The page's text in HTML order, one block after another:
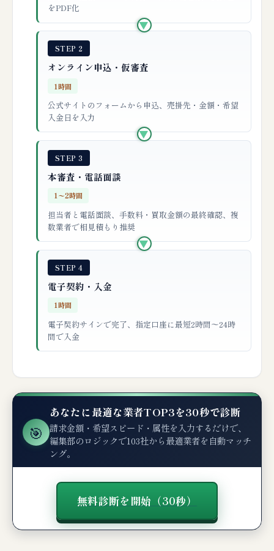
をPDF化
▶
STEP 2
オンライン申込・仮審査
1時間
公式サイトのフォームから申込、売掛先・金額・希望
入金日を入力
▶
STEP 3
本審査・電話面談
1〜2時間
担当者と電話面談、手数料・買取金額の最終確認、複
数業者で相見積もり推奨
▶
STEP 4
電子契約・入金
1時間
電子契約サインで完了、指定口座に最短2時間〜24時
間で入金
🎯
あなたに最適な業者TOP3を30秒で診断
請求金額・希望スピード・属性を入力するだけで、
編集部のロジックで103社から最適業者を自動マッチ
ング。
無料診断を開始（30秒）